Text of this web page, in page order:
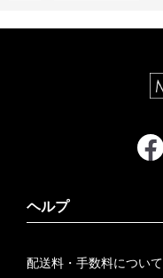
ヘルプ
配送料・手数料について